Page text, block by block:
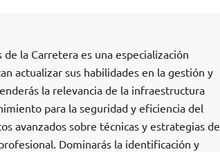
la Carretera es una especialización
actualizar sus habilidades en la gestión y
la relevancia de la infraestructura
para la seguridad y eficiencia del
avanzados sobre técnicas y estrategias de
Dominarás la identificación y